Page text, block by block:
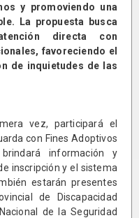
y promoviendo una
La propuesta busca
directa con
favoreciendo el
de inquietudes de las
vez, participará el
con Fines Adoptivos
información y
inscripción y el sistema
estarán presentes
de Discapacidad
de la Seguridad